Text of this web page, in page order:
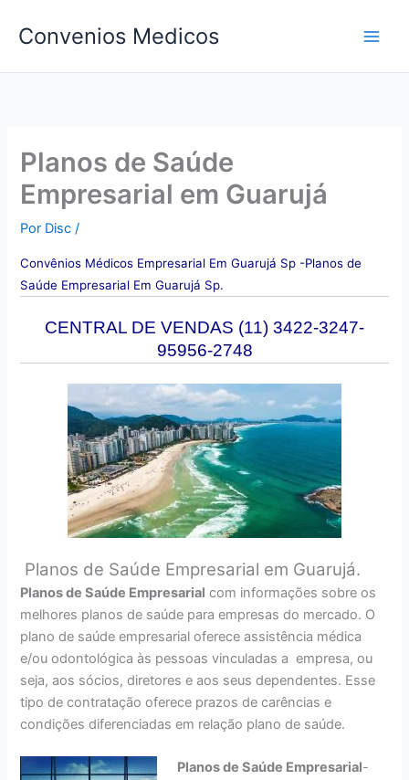
para
conteúdo
Convenios Medicos
Planos de Saúde
Empresarial em Guarujá
Por Disc/
Convênios Médicos Empresarial Em Guarujá Sp -Planos de
Saúde Empresarial Em Guarujá Sp.
CENTRAL DE VENDAS (11) 3422-3247-
95956-2748
Planos de Saúde Empresarial em Guarujá.
Planos de Saúde Empresarial com informações sobre os
melhores planos de saúde para empresas do mercado. O
plano de saúde empresarial oferece assistência médica
e/ou odontológica às pessoas vinculadas a empresa, ou
seja, aos sócios, diretores e aos seus dependentes. Esse
tipo de contratação oferece prazos de carências e
condições diferenciadas em relação plano de saúde.
Planos de Saúde Empresarial-